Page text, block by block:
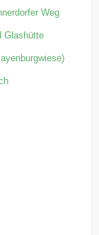
Weg
Glashütte